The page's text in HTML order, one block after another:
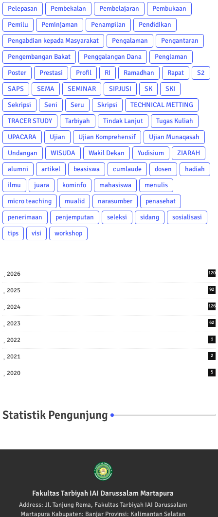
Pelepasan
Pembekalan Pembelajaran
Pembukaan
Pemilu
Peminjaman Penampilan
Pendidikan
Pengabdian kepada Masyarakat
Pengalaman
Pengantaran
Pengembangan Bakat
Penggalangan Dana
Penglaman
Poster
Prestasi Profil RI Ramadhan Rapat
S2
SAPS
SEMA SEMINAR SIPJUSI SK
SKI
Sekripsi
Seni Seru Skripsi
TECHNICAL METTING
TRACER STUDY
Tarbiyah Tindak Lanjut
Tugas Kuliah
UPACARA
Ujian Ujian Komprehensif
Ujian Munaqasah
Undangan
WISUDA Wakil Dekan Yudisium
ZIARAH
alumni
artikel beasiswa cumlaude dosen
hadiah
ilmu
juara kominfo mahasiswa
menulis
micro teaching
mualid narasumber
penasehat
penerimaan
penjemputan seleksi sidang
sosialisasi
tips
visi workshop
2026 120
2025 92
2024 126
2023 62
2022 1
2021 2
2020 5
Statistik Pengunjung
Fakultas Tarbiyah IAI Darussalam Martapura
Address: Jl. Tanjung Rema, Fakultas Tarbiyah IAI Darussalam
Martapura Kabupaten: Banjar Provinsi: Kalimantan Selatan